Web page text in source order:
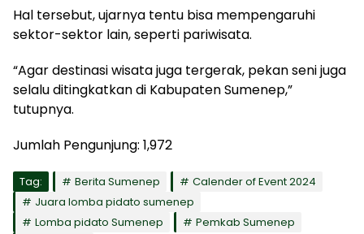
Hal tersebut, ujarnya tentu bisa mempengaruhi
sektor-sektor lain, seperti pariwisata.
“Agar destinasi wisata juga tergerak, pekan seni juga
selalu ditingkatkan di Kabupaten Sumenep,”
tutupnya.
Jumlah Pengunjung: 1,972
Tag: Berita Sumenep
Calender of Event 2024
Juara lomba pidato sumenep
Lomba pidato Sumenep
Pemkab Sumenep